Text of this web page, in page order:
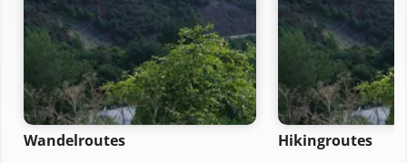
Wandelroutes Hikingroutes